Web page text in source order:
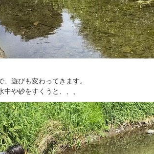
遊びも変わってきます。
や砂をすくうと、、、